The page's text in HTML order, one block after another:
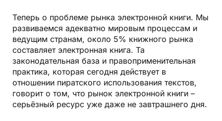
Теперь о проблеме рынка электронной книги. Мы
развиваемся адекватно мировым процессам и
ведущим странам, около 5% книжного рынка
составляет электронная книга. Та
законодательная база и правоприменительная
практика, которая сегодня действует в
отношении пиратского использования текстов,
говорит о том, что рынок электронной книги –
серьёзный ресурс уже даже не завтрашнего дня.